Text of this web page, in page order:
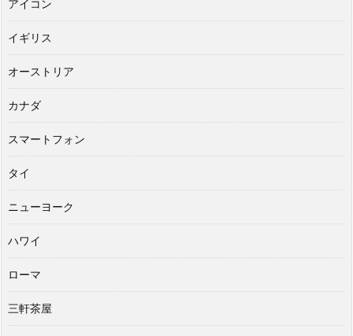
アイコン
イギリス
オーストリア
カナダ
スマートフォン
タイ
ニューヨーク
ハワイ
ローマ
三軒茶屋